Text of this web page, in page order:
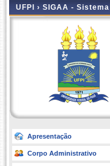
UFPI › SIGAA -
Apresentação
Corpo Administrativo